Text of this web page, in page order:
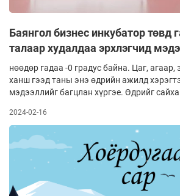
Баянгол бизнес инкубатор төвд
талаар худалдаа эрхлэгчид
нөөдөр гадаа -0 градус байна. Цаг,
ханш гээд таны энэ өдрийн ажилд
мэдээллийг багцлан хүргэе. Өдрийг
2024-02-16